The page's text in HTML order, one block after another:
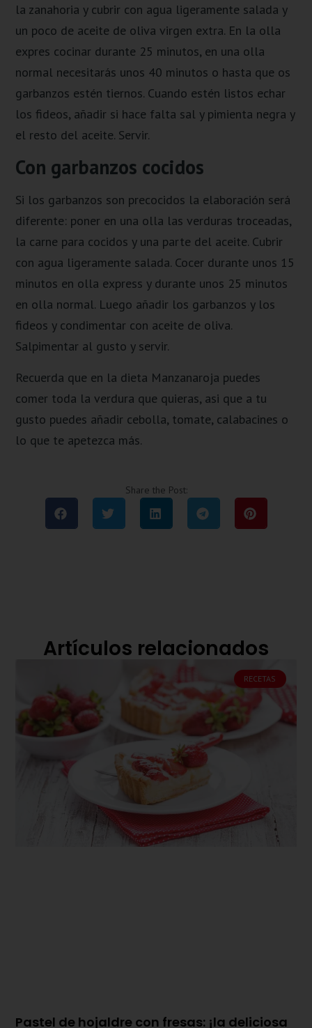
la zanahoria y cubrir con agua ligeramente salada y
un poco de aceite de oliva virgen extra. En la olla
expres cocinar durante 25 minutos, en una olla
normal necesitarás unos 40 minutos o hasta que os
garbanzos estén tiernos. Cuando estén listos echar
los fideos, añadir si hace falta sal y pimienta negra y
el resto del aceite. Servir.
Con garbanzos cocidos
Si los garbanzos son precocidos la elaboración será
diferente: poner en una olla las verduras troceadas,
la carne para cocidos y una parte del aceite. Cubrir
con agua ligeramente salada. Cocer durante unos 15
minutos en olla express y durante unos 25 minutos
en olla normal. Luego añadir los garbanzos y los
fideos y condimentar con aceite de oliva.
Salpimentar al gusto y servir.
Recuerda que en la dieta Manzanaroja puedes
comer toda la verdura que quieras, asi que a tu
gusto puedes añadir cebolla, tomate, calabacines o
lo que te apetezca más.
Share the Post:
Artículos relacionados
RECETAS
Pastel de hojaldre con fresas: ¡la deliciosa